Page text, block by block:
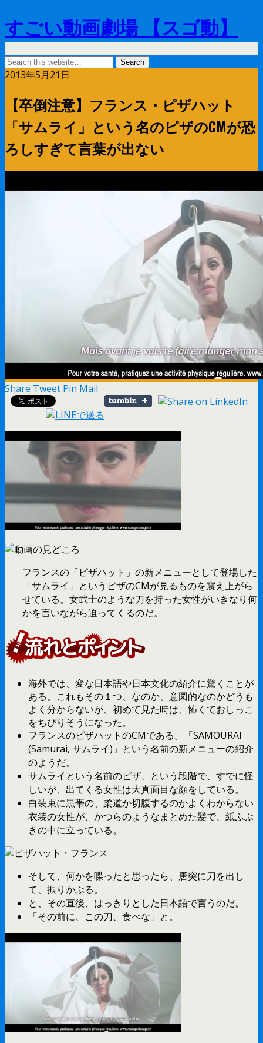
すごい動画劇場 【スゴ動】
2013年5月21日
【卒倒注意】フランス・ピザハット
「サムライ」という名のピザのCMが恐
ろしすぎて言葉が出ない
Share Tweet Pin Mail
フランスの「ピザハット」の新メニューとして登場した
「サムライ」というピザのCMが見るものを震え上がら
せている。女武士のような刀を持った女性がいきなり何
かを言いながら迫ってくるのだ。
海外では、変な日本語や日本文化の紹介に驚くことが
ある。これもその１つ、なのか、意図的なのかどうも
よく分からないが、初めて見た時は、怖くておしっこ
をちびりそうになった。
フランスのピザハットのCMである。「SAMOURAI
(Samurai, サムライ)」という名前の新メニューの紹介
のようだ。
サムライという名前のピザ、という段階で、すでに怪
しいが、出てくる女性は大真面目な顔をしている。
白装束に黒帯の、柔道か切腹するのかよくわからない
衣装の女性が、かつらのようなまとめた髪で、紙ふぶ
きの中に立っている。
そして、何かを喋ったと思ったら、唐突に刀を出し
て、振りかぶる。
と、その直後、はっきりとした日本語で言うのだ。
「その前に、この刀、食べな」と。